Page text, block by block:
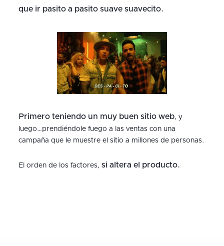
que ir pasito a pasito suave suavecito.
Primero teniendo un muy buen sitio web, y
luego…prendiéndole fuego a las ventas con una
campaña que le muestre el sitio a millones de personas.
El orden de los factores, si altera el producto.